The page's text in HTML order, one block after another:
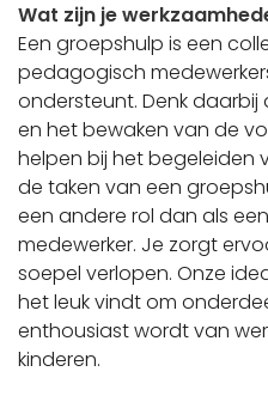
Wat zijn je
Een groepshulp is een
pedagogisch
ondersteunt. Denk daarbij
en het bewaken van de
helpen bij het begeleiden
de taken van een
een andere rol dan als
medewerker. Je zorgt
soepel verlopen. Onze
het leuk vindt om
enthousiast wordt van
kinderen.